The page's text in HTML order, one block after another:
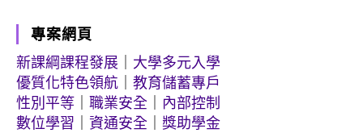
專案網頁
新課綱課程發展
大學多元入學
優質化特色領航
教育儲蓄專戶
性別平等
職業安全
內部控制
數位學習
資通安全 獎助學金